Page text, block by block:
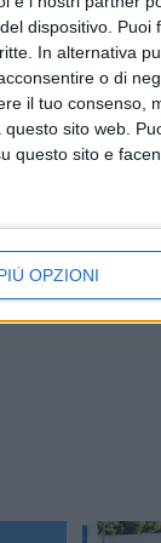
dispositivo.
In alternativa
o di
il tuo consenso,
sito web.
questo sito e
OPZIONI
SRL)"
e via